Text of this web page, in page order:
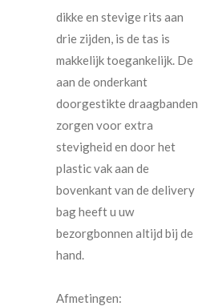
dikke en stevige rits aan
drie zijden, is de tas is
makkelijk toegankelijk. De
aan de onderkant
doorgestikte draagbanden
zorgen voor extra
stevigheid en door het
plastic vak aan de
bovenkant van de delivery
bag heeft u uw
bezorgbonnen altijd bij de
hand.
Afmetingen: